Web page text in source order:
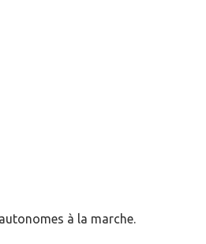
à la marche.